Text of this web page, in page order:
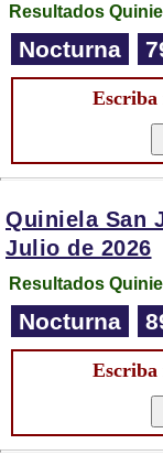
Resultados
Nocturna
Escriba
Quiniela San
Julio de 2026
Resultados
Nocturna
Escriba